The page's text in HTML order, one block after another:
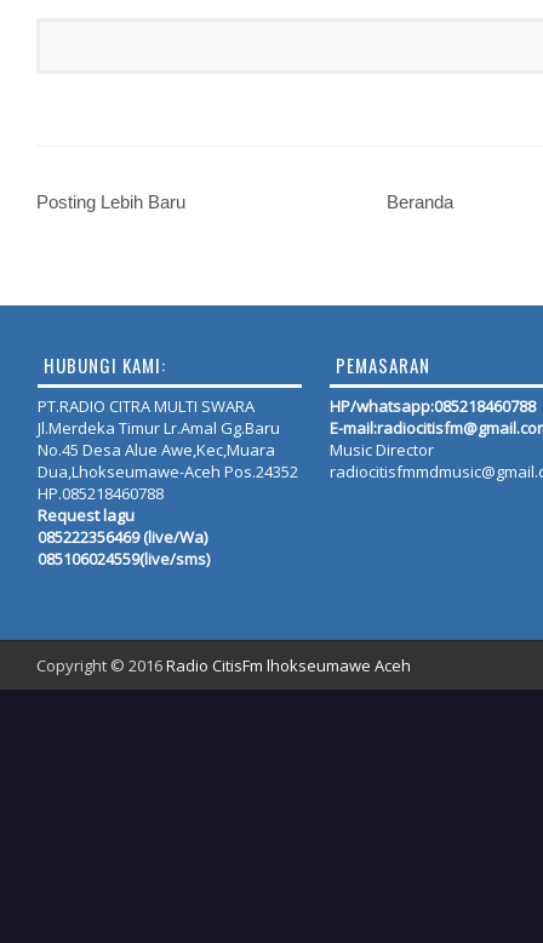
Posting Lebih Baru Beranda
HUBUNGI KAMI:
PT.RADIO CITRA MULTI SWARA
Jl.Merdeka Timur Lr.Amal Gg.Baru
No.45 Desa Alue Awe,Kec,Muara
Dua,Lhokseumawe-Aceh Pos.24352
HP.085218460788
Request lagu
085222356469 (live/Wa)
085106024559(live/sms)
PEMASARAN
HP/whatsapp:085218460788
E-
Music Director
Copyright © 2016Radio CitisFm lhokseumawe Aceh